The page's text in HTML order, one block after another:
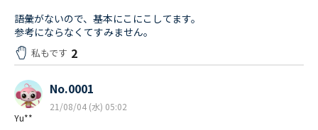
語彙がないので、基本にこにこしてます。
参考にならなくてすみません。
私もです 2
Yu**
No.0001
21/08/04 (水) 05:02